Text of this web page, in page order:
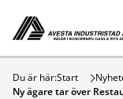
Hoppa till
Avesta Industristad
Du är här:Start
Ny ägare tar över